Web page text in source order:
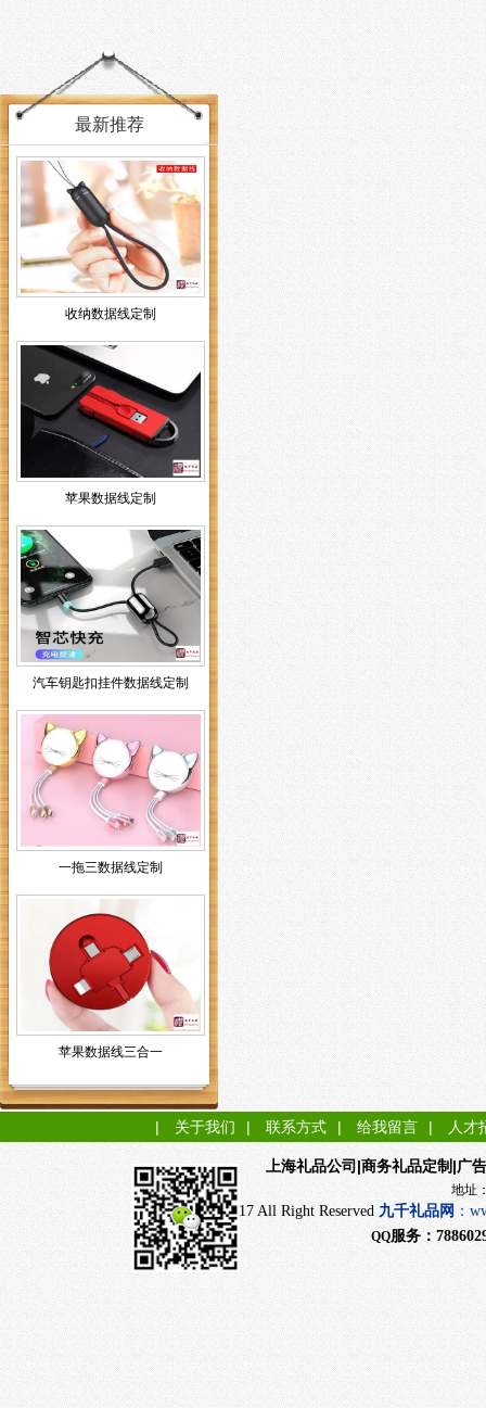
最新推荐
收纳数据线定制
苹果数据线定制
汽车钥匙扣挂件数据线定制
一拖三数据线定制
苹果数据线三合一
上海礼品公司 |商务礼品定制|广
地址：上海市闵行
CopyRight 2017 All Right Reserved九千礼品网 ：
QQ服务：
| 关于我们 | 联系方式 | 给我留言 | 人才